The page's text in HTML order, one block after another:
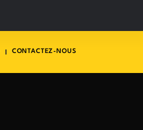
CONTACTEZ-NOUS